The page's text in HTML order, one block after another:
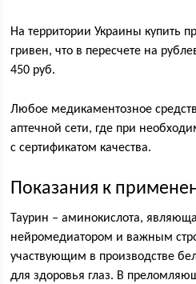
На территории Украины купить
гривен, что в пересчете на
450 руб.
Любое медикаментозное
аптечной сети, где при
с сертификатом качества.
Показания к
Таурин – аминокислота,
нейромедиатором и важным
участвующим в производстве
для здоровья глаз. В